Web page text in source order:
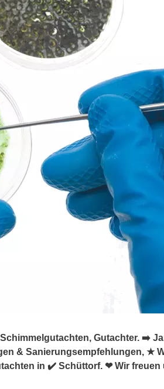
Gutachter. ➡️
& Sanierungsempfehlungen, ★
in ✔️ Schüttorf. ❤ Wir